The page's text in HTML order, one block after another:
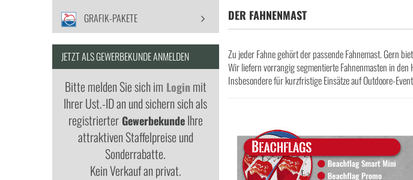
DER FAHNENMAST
Zu jeder Fahne gehört der passende Fahnemast. Gern
Wir liefern vorrangig segmentierte Fahnenmasten in den
Insbesondere für kurzfristige Einsätze auf Outdoore-
GRAFIK-PAKETE
JETZT ALS GEWERBEKUNDE ANMELDEN
Bitte melden Sie sich im Loginmit
Ihrer Ust.-ID an und sichern sich als
registrierterGewerbekundeIhre
attraktiven Staffelpreise und
Sonderrabatte.
Kein Verkauf an privat.